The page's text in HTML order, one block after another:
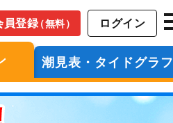
員登録（無料） ログイン
潮見表・タイドグラフ